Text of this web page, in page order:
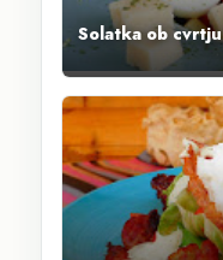
Solatka ob cvrtju